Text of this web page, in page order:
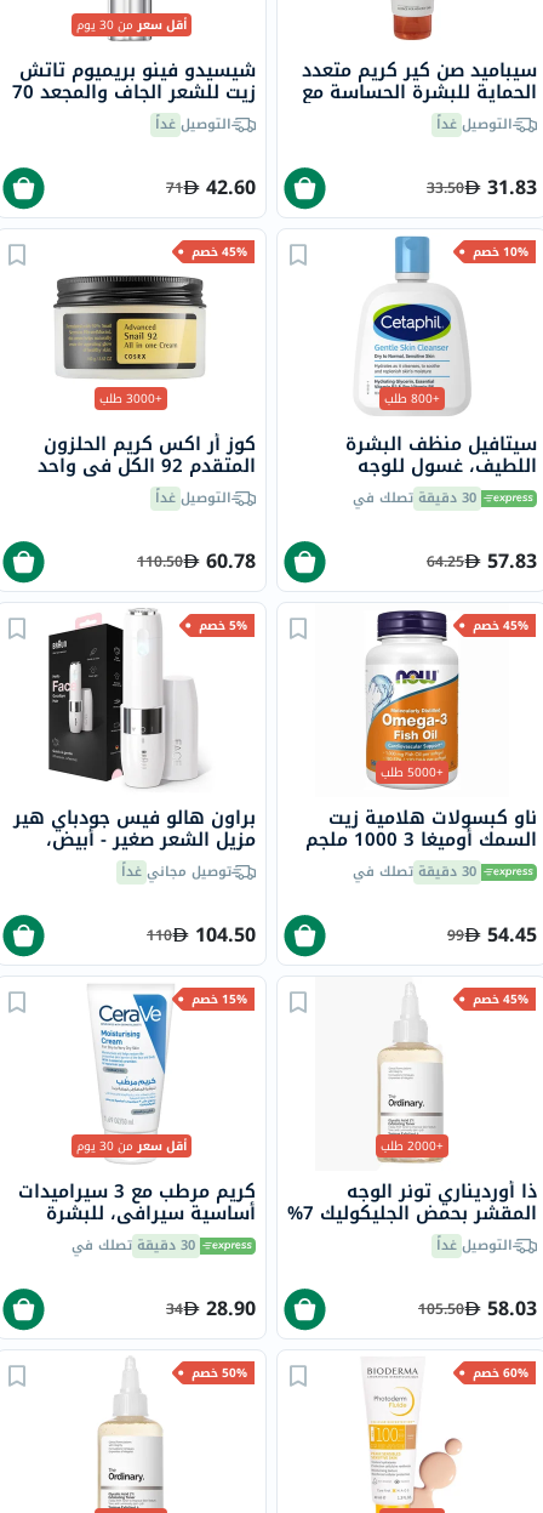
سيباميد صن كير كريم متعدد
الحماية للبشرة الحساسة مع
عامل حماية من الشمس 50،
75 ملالتوصيلغداً
31.83
33.50
أقل سعرمن 30 يوم
شيسيدو فينو بريميوم تاتش
زيت للشعر الجاف والمجعد 70
ملالتوصيلغداً
42.60
71
10% خصم
+800 طلب
سيتافيل منظف ​​البشرة
اللطيف، غسول للوجه
والجسم للرجال والنساء ذوي
البشرة الجافة والعادية
مل
30 دقيقة تصلك في
57.83
64.25
45% خصم
+3000 طلب
كوز أر اكس كريم الحلزون
المتقدم 92 الكل في واحد
100 ملالتوصيلغداً
60.78
110.50
45% خصم
+5000 طلب
ناو كبسولات هلامية زيت
السمك أوميغا 3 1000 ملجم
180 EPA / 120 DHA حزمة من
100 30 دقيقة تصلك في
54.45
99
5% خصم
براون هالو فيس جودباي هير
مزيل الشعر صغير - أبيض،
FS1000
توصيل مجانيغداً
104.50
110
45% خصم
+2000 طلب
ذا أورديناري تونر الوجه
المقشر بحمض الجليكوليك 7%
لتوحيد لون البشرة 240 مل
التوصيلغداً
58.03
105.50
15% خصم
أقل سعرمن 30 يوم
كريم مرطب مع 3 سيراميدات
أساسية سيرافي، للبشرة
الجافة، 50 جرام30 دقيقة تصلك في
28.90
34
60% خصم 50% خصم